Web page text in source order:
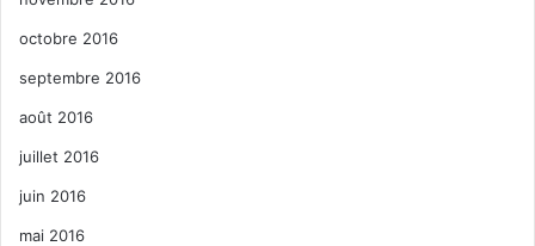
octobre 2016
septembre 2016
août 2016
juillet 2016
juin 2016
mai 2016